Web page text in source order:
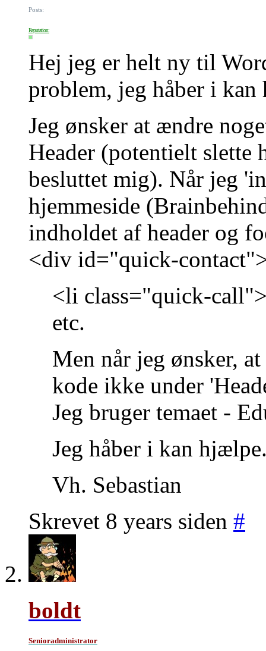
Posts:
Reputation:
Hej jeg er helt ny til
problem, jeg håber i
Jeg ønsker at ændre
Header (potentielt slette
besluttet mig). Når jeg
hjemmeside
indholdet af header og
<div id="quick-
<li class="quick-
etc.
Men når jeg ønsker,
kode ikke under
Jeg bruger temaet -
Jeg håber i kan
Vh. Sebastian
Skrevet 8 years siden #
boldt
Senioradministrator